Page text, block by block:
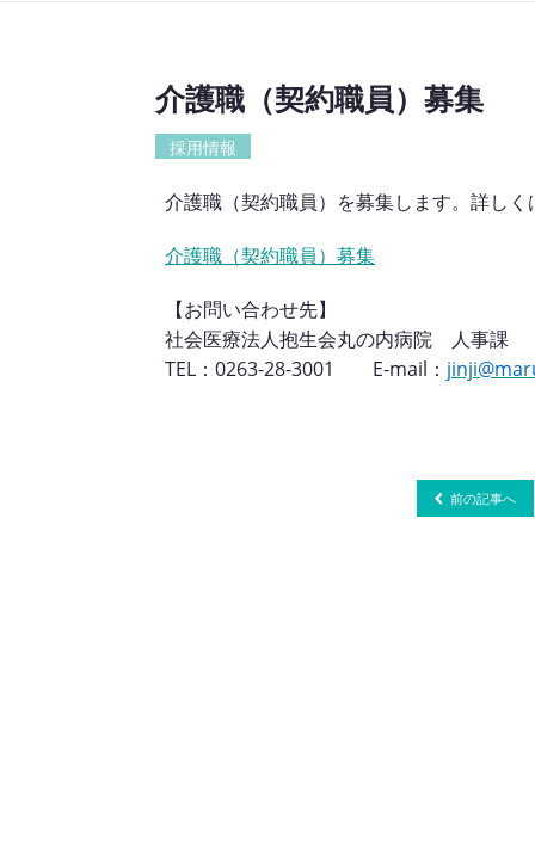
介護職（契約職員）募集
採用情報
介護職（契約職員）を募集します。詳し
介護職（契約職員）募集
【お問い合わせ先】
社会医療法人抱生会丸の内病院 人事課
TEL：0263-28-3001 E-mail：
前の記事へ